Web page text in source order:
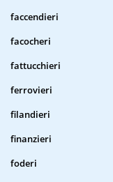
faccendieri
facocheri
fattucchieri
ferrovieri
filandieri
finanzieri
foderi